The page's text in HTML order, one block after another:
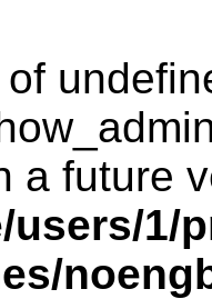
a future
users/1/